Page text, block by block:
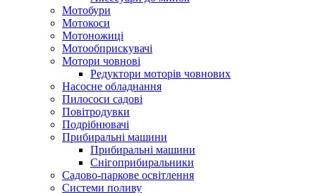
Мотобури
Мотокоси
Мотоножиці
Мотообприскувачі
Мотори човнові
Редуктори моторів човнових
Насосне обладнання
Пилососи садові
Повітродувки
Подрібнювачі
Прибиральні машини
Прибиральні машини
Снігоприбиральники
Садово-паркове освітлення
Системи поливу